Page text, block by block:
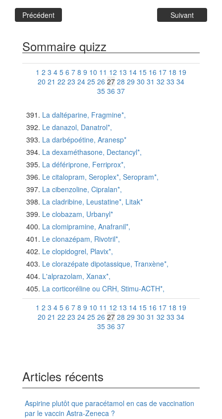
Précédent Suivant
Sommaire quizz
1 2 3 4 5 6 7 8 9 10 11 12 13 14 15 16 17 18 19
20 21 22 23 24 25 26 27 28 29 30 31 32 33 34
35 36 37
La daltéparine, Fragmine*,
Le danazol, Danatrol*,
La darbépoétine, Aranesp*
La dexaméthasone, Dectancyl*,
La défériprone, Ferriprox*,
Le citalopram, Seroplex*, Seropram*,
La cibenzoline, Cipralan*,
La cladribine, Leustatine*, Litak*
Le clobazam, Urbanyl*
La clomipramine, Anafranil*,
Le clonazépam, Rivotril*,
Le clopidogrel, Plavix*,
Le clorazépate dipotassique, Tranxène*,
L'alprazolam, Xanax*,
La corticoréline ou CRH, Stimu-ACTH*,
1 2 3 4 5 6 7 8 9 10 11 12 13 14 15 16 17 18 19
20 21 22 23 24 25 26 27 28 29 30 31 32 33 34
35 36 37
Articles récents
Aspirine plutôt que paracétamol en cas de vaccination
par le vaccin Astra-Zeneca ?